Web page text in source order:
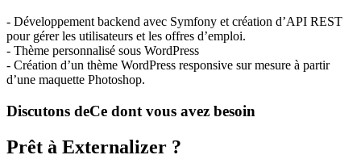
- Développement backend avec Symfony et création d’API REST
pour gérer les utilisateurs et les offres d’emploi.
- Thème personnalisé sous WordPress
- Création d’un thème WordPress responsive sur mesure à partir
d’une maquette Photoshop.
Discutons deCe dont vous avez besoin
Prêt à Externalizer ?